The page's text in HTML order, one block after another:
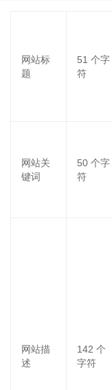
网站标
题
51 个字
符
网站关
键词
50 个字
符
网站描
述
142 个
字符